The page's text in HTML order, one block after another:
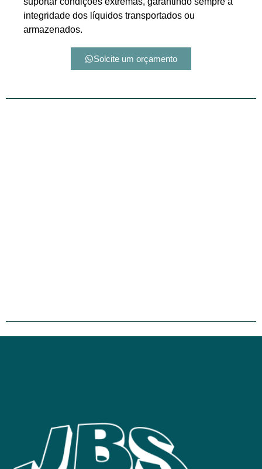
integridade dos líquidos transportados ou
armazenados.
Solcite um orçamento